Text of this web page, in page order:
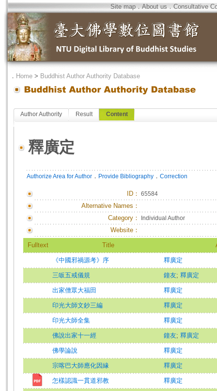
Site map．About us．Consultative
． Home > Buddhist Author Authority Database
Author Authority Result Content
釋廣定
Authorize Area for Author ． Provide Bibliography ． Correction
ID ： 65584
Alternative Names：
Category：
Individual Author
Website：
Fulltext Title
《中國邪禍源考》序 釋廣定
三皈五戒儀規 鐘友; 釋廣定
出家僧眾大福田 釋廣定
印光大師文鈔三編 釋廣定
印光大師全集 釋廣定
佛說出家十一經 鐘友; 釋廣定
佛學論說 釋廣定
宗喀巴大師應化因緣 釋廣定
怎樣認識一貫道邪教 釋廣定